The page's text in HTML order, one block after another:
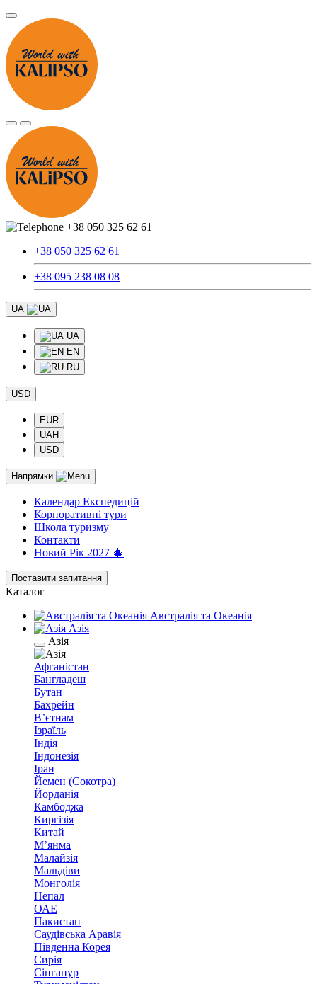
+38 050 325 62 61
+38 050 325 62 61
+38 095 238 08 08
UA
UA
EN
RU
USD
EUR
UAH
USD
Напрямки
Календар Експедицій
Корпоративні тури
Школа туризму
Контакти
Новий Рік 2027 🎄
Поставити запитання
Каталог
Австралія та Океанія
Азія
Азія
Афганістан
Бангладеш
Бутан
Бахрейн
В’єтнам
Ізраїль
Індія
Індонезія
Іран
Йемен (Сокотра)
Йорданія
Камбоджа
Киргізія
Китай
М’янма
Малайзія
Мальдіви
Монголія
Непал
ОАЕ
Пакистан
Саудівська Аравія
Південна Корея
Сирія
Сінгапур